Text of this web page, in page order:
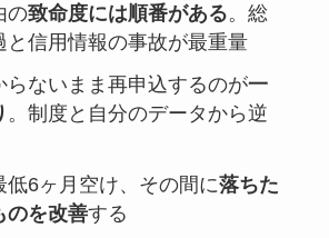
の致命度には順番がある。総
と信用情報の事故が最重量
らないまま再申込するのが一
。制度と自分のデータから逆
低6ヶ月空け、その間に落ちた
のを改善する